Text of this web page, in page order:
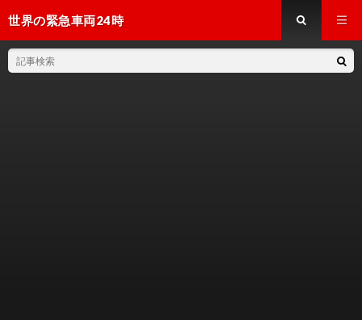
世界の緊急車両24時